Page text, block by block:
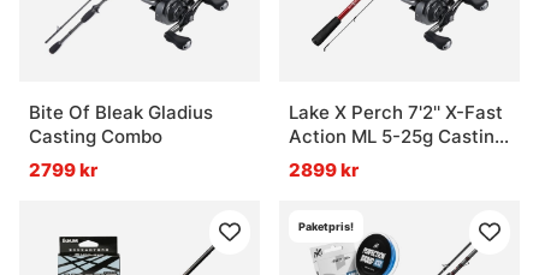
Bite Of Bleak Gladius
Casting Combo
2799 kr
Lake X Perch 7'2'' X-Fast
Action ML 5-25g Casting
Combo
2899 kr
Paketpris!